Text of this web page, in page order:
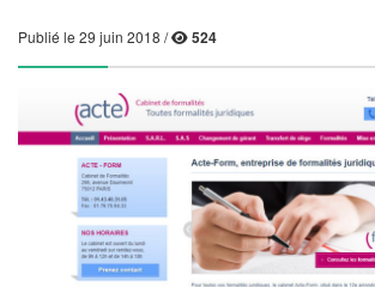
Publié le 29 juin 2018 / 524